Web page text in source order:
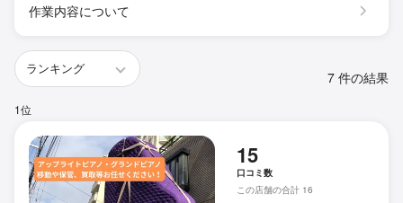
作業内容について
7 件の結果
1位
15
口コミ数
この店舗の合計 16